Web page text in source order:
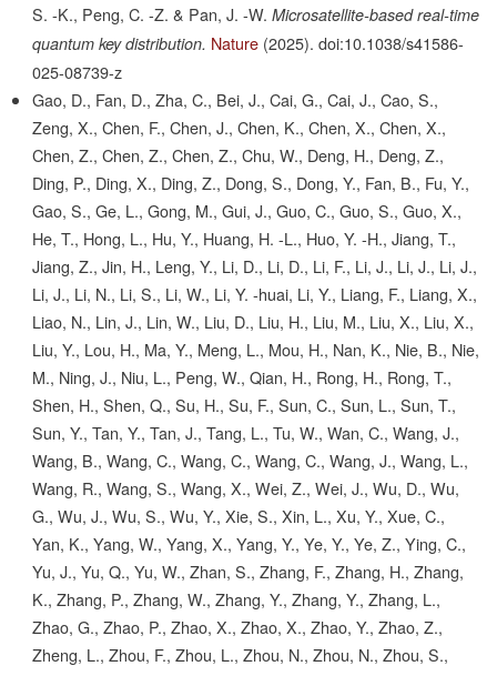
S. -K., Peng, C. -Z. & Pan, J. -W. Microsatellite-based real-time
quantum key distribution. Nature (2025). doi:10.1038/s41586-
025-08739-z
Gao, D., Fan, D., Zha, C., Bei, J., Cai, G., Cai, J., Cao, S.,
Zeng, X., Chen, F., Chen, J., Chen, K., Chen, X., Chen, X.,
Chen, Z., Chen, Z., Chen, Z., Chu, W., Deng, H., Deng, Z.,
Ding, P., Ding, X., Ding, Z., Dong, S., Dong, Y., Fan, B., Fu, Y.,
Gao, S., Ge, L., Gong, M., Gui, J., Guo, C., Guo, S., Guo, X.,
He, T., Hong, L., Hu, Y., Huang, H. -L., Huo, Y. -H., Jiang, T.,
Jiang, Z., Jin, H., Leng, Y., Li, D., Li, D., Li, F., Li, J., Li, J., Li, J.,
Li, J., Li, N., Li, S., Li, W., Li, Y. -huai, Li, Y., Liang, F., Liang, X.,
Liao, N., Lin, J., Lin, W., Liu, D., Liu, H., Liu, M., Liu, X., Liu, X.,
Liu, Y., Lou, H., Ma, Y., Meng, L., Mou, H., Nan, K., Nie, B., Nie,
M., Ning, J., Niu, L., Peng, W., Qian, H., Rong, H., Rong, T.,
Shen, H., Shen, Q., Su, H., Su, F., Sun, C., Sun, L., Sun, T.,
Sun, Y., Tan, Y., Tan, J., Tang, L., Tu, W., Wan, C., Wang, J.,
Wang, B., Wang, C., Wang, C., Wang, C., Wang, J., Wang, L.,
Wang, R., Wang, S., Wang, X., Wei, Z., Wei, J., Wu, D., Wu,
G., Wu, J., Wu, S., Wu, Y., Xie, S., Xin, L., Xu, Y., Xue, C.,
Yan, K., Yang, W., Yang, X., Yang, Y., Ye, Y., Ye, Z., Ying, C.,
Yu, J., Yu, Q., Yu, W., Zhan, S., Zhang, F., Zhang, H., Zhang,
K., Zhang, P., Zhang, W., Zhang, Y., Zhang, Y., Zhang, L.,
Zhao, G., Zhao, P., Zhao, X., Zhao, X., Zhao, Y., Zhao, Z.,
Zheng, L., Zhou, F., Zhou, L., Zhou, N., Zhou, N., Zhou, S.,